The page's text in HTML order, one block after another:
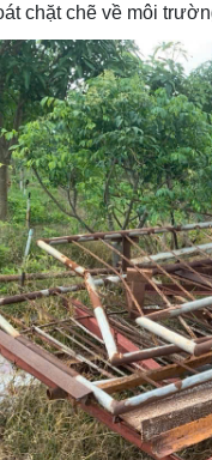
chặt chẽ về môi